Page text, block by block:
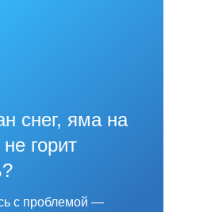
снег, яма на
горит
с проблемой —